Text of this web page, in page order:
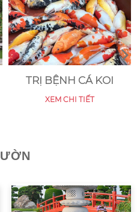
TRỊ BỆNH CÁ KOI
XEM CHI TIẾT